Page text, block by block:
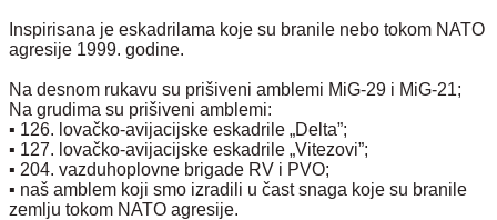
Inspirisana je eskadrilama koje su branile nebo tokom NATO
agresije 1999. godine.
Na desnom rukavu su prišiveni amblemi MiG-29 i MiG-21;
Na grudima su prišiveni amblemi:
▪️ 126. lovačko-avijacijske eskadrile „Delta”;
▪️ 127. lovačko-avijacijske eskadrile „Vitezovi”;
▪️ 204. vazduhoplovne brigade RV i PVO;
▪️ naš amblem koji smo izradili u čast snaga koje su branile
zemlju tokom NATO agresije.